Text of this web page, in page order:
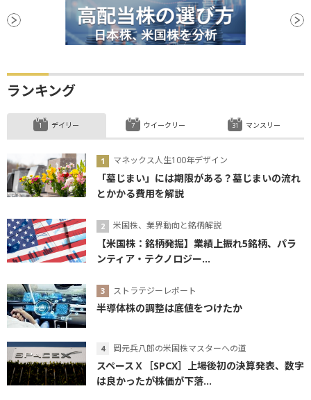
ランキング
デイリー
マネックス人生100年デザイン
「墓じまい」には期限がある？墓じまいの流れ
とかかる費用を解説
米国株、業界動向と銘柄解説
【米国株：銘柄発掘】業績上振れ5銘柄、パラ
ンティア・テクノロジー...
ストラテジーレポート
半導体株の調整は底値をつけたか
岡元兵八郎の米国株マスターへの道
スペースＸ［SPCX］上場後初の決算発表、数字
は良かったが株価が下落...
ウイークリー マンスリー